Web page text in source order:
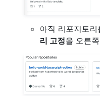
아직 리포지토
리 고정을 오른